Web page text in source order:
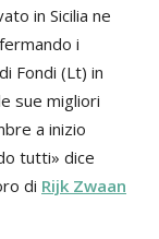
in Sicilia ne
i
Fondi (Lt) in
sue migliori
a inizio
tutti» dice
di Rijk Zwaan